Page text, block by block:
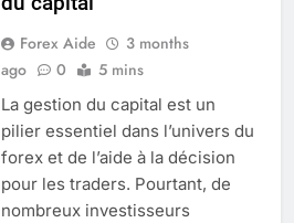
Forex Aide
3 months
ago
0 5 mins
La gestion du capital est un
pilier essentiel dans l’univers du
forex et de l’aide à la décision
pour les traders. Pourtant, de
nombreux investisseurs